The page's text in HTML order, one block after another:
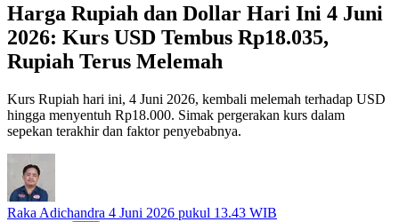
Harga Rupiah dan Dollar Hari Ini 4 Juni
2026: Kurs USD Tembus Rp18.035,
Rupiah Terus Melemah
Kurs Rupiah hari ini, 4 Juni 2026, kembali melemah terhadap USD
hingga menyentuh Rp18.000. Simak pergerakan kurs dalam
sepekan terakhir dan faktor penyebabnya.
Raka Adichandra 4 Juni 2026 pukul 13.43 WIB